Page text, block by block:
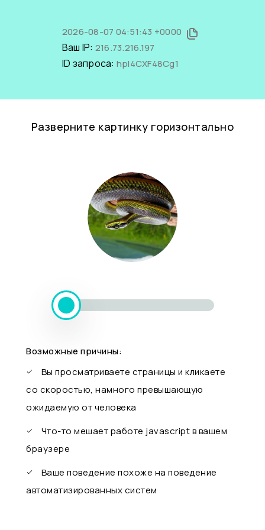
2026-08-07 04:51:43 +0000
Ваш IP: 216.73.216.197
ID запроса: hpI4CXF48Cg1
Разверните картинку горизонтально
Возможные причины:
Вы просматриваете страницы и кликаете
со скоростью, намного превышающую
ожидаемую от человека
Что-то мешает работе javascript в вашем
браузере
Ваше поведение похоже на поведение
автоматизированных систем